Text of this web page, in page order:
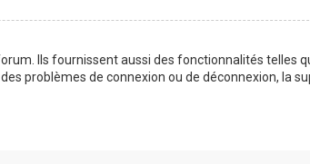
Ils fournissent aussi des fonctionnalités telles
problèmes de connexion ou de déconnexion, la